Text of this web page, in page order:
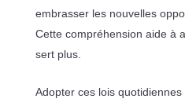
embrasser les nouvelles
Cette compréhension aide à
sert plus.
Adopter ces lois quotidiennes